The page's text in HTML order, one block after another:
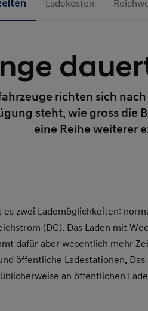
Ladekosten
richten sich
steht, wie gross die
eine Reihe weiterer
zwei Lademöglichkeiten:
(DC). Das Laden mit
dafür aber wesentlich mehr
öffentliche Ladestationen.
an öffentlichen